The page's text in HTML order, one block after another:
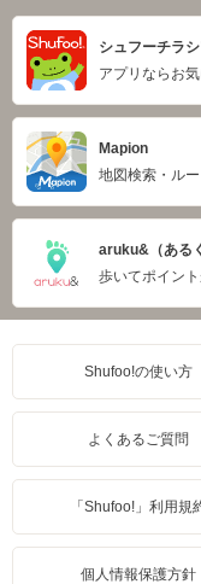
シュフーチラ
アプリならお
Mapion
地図検索・ル
aruku&（ある
歩いてポイン
Shufoo!の使い方
よくあるご質問
「Shufoo!」利用規
個人情報保護方針